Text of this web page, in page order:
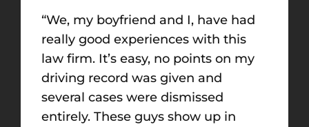
“We, my boyfriend and I, have had
really good experiences with this
law firm. It’s easy, no points on my
driving record was given and
several cases were dismissed
entirely. These guys show up in